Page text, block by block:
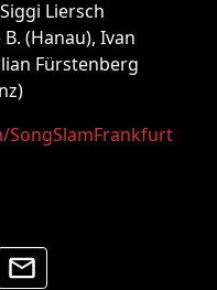
Liersch
(Hanau), Ivan
Fürstenberg